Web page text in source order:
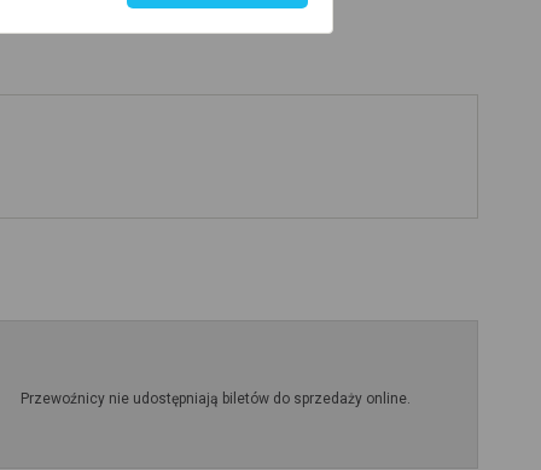
Przewoźnicy nie udostępniają biletów do sprzedaży online.